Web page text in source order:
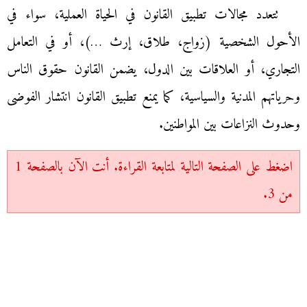
تتعدد مجالات تطبيق القانون في الحياة العملية، سواء في
الأحول الشخصية (زواج، طلاق، إرث …)، أو في التعامل
التجاري، أو العلاقات بين الدول، يضمن القانون حقوق الناس
وحرياتهم المدنية والسياسية، كما يمنع تطبيق القانون انتشار الفوضى
وحدوث النزاعات بين المواطنين.
اضغط على الصفحة التالية لمتابعة القراءة. أنت الآن بالصفحة 1
من 3.